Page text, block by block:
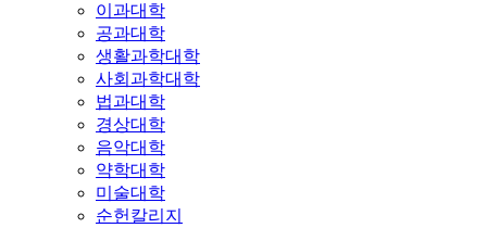
이과대학
공과대학
생활과학대학
사회과학대학
법과대학
경상대학
음악대학
약학대학
미술대학
순헌칼리지